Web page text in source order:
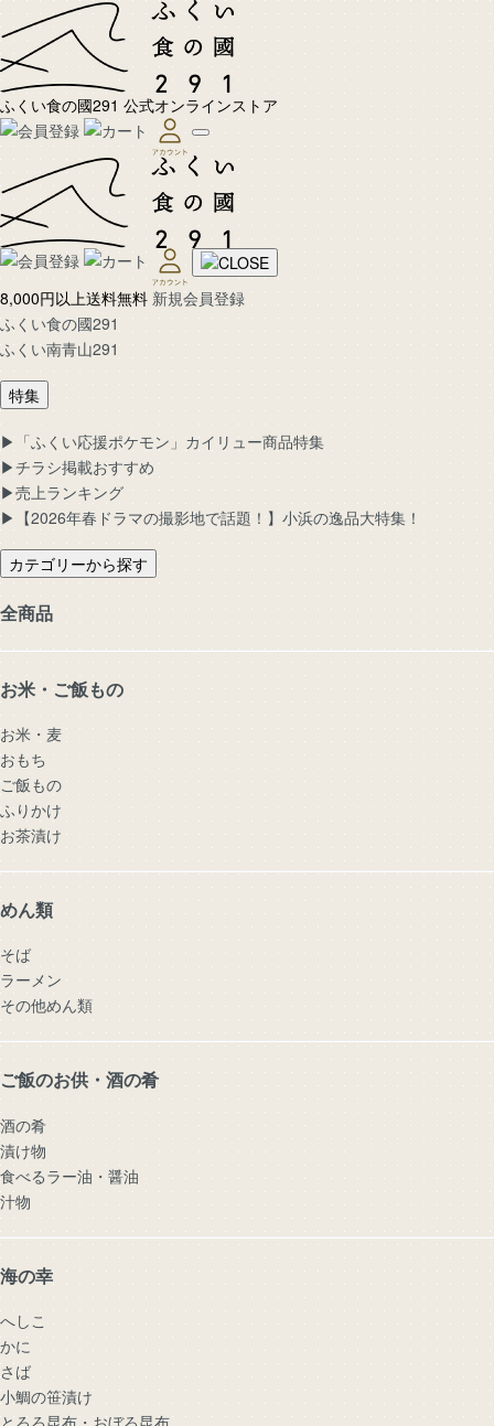
ふくい食の國291 公式オンラインストア
8,000円以上送料無料 新規会員登録
ふくい食の國291
ふくい南青山291
特集
▶︎「ふくい応援ポケモン」カイリュー商品特集
▶︎チラシ掲載おすすめ
▶︎売上ランキング
▶︎【2026年春ドラマの撮影地で話題！】小浜の逸品大特集！
カテゴリーから探す
全商品
お米・ご飯もの
お米・麦
おもち
ご飯もの
ふりかけ
お茶漬け
めん類
そば
ラーメン
その他めん類
ご飯のお供・酒の肴
酒の肴
漬け物
食べるラー油・醤油
汁物
海の幸
へしこ
かに
さば
小鯛の笹漬け